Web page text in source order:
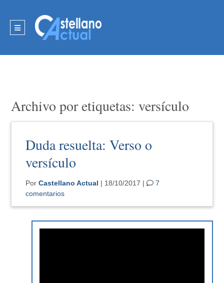
Archivo por etiquetas: versículo
Duda resuelta: Verso o
versículo
PorCastellano Actual | 18/10/2017 |
7
comentarios